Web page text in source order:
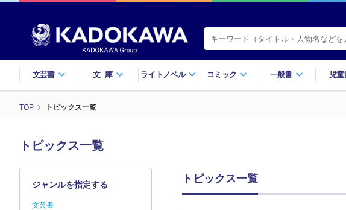
文芸書 文庫 ライトノベル コミック 一般書 児童
TOP トピックス一覧
トピックス一覧
トピックス一覧
ジャンルを指定する
文芸書